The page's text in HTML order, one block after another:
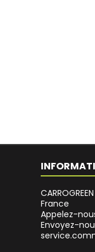
CARROGREEN
France
Appelez-
Envoyez-